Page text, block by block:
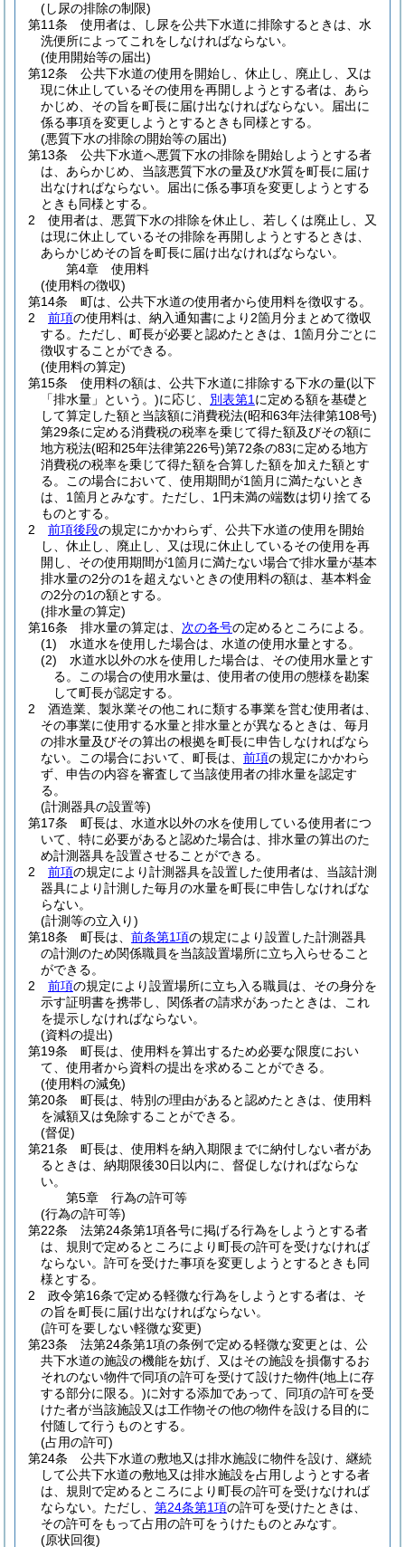
(し尿の排除の制限)
第11条
使用者は、し尿を公共下水道に排除するときは、水
洗便所によってこれをしなければならない。
(使用開始等の届出)
第12条
公共下水道の使用を開始し、休止し、廃止し、又は
現に休止しているその使用を再開しようとする者は、あら
かじめ、その旨を町長に届け出なければならない。
届出に
係る事項を変更しようとするときも同様とする。
(悪質下水の排除の開始等の届出)
第13条
公共下水道へ悪質下水の排除を開始しようとする者
は、あらかじめ、当該悪質下水の量及び水質を町長に届け
出なければならない。
届出に係る事項を変更しようとする
ときも同様とする。
2
使用者は、悪質下水の排除を休止し、若しくは廃止し、又
は現に休止しているその排除を再開しようとするときは、
あらかじめその旨を町長に届け出なければならない。
第4章
使用料
(使用料の徴収)
第14条
町は、公共下水道の使用者から使用料を徴収する。
2
前項の使用料は、納入通知書により2箇月分まとめて徴収
する。 ただし、町長が必要と認めたときは、1箇月分ごとに
徴収することができる。
(使用料の算定)
第15条
使用料の額は、公共下水道に排除する下水の量(以下
「排水量」という。)に応じ、 別表第1 に定める額を基礎と
して算定した額と当該額に消費税法(昭和63年法律第108号)
第29条に定める消費税の税率を乗じて得た額及びその額に
地方税法(昭和25年法律第226号)第72条の83に定める地方
消費税の税率を乗じて得た額を合算した額を加えた額とす
る。
この場合において、使用期間が1箇月に満たないとき
は、1箇月とみなす。 ただし、1円未満の端数は切り捨てる
ものとする。
2
前項後段の規定にかかわらず、公共下水道の使用を開始
し、休止し、廃止し、又は現に休止しているその使用を再
開し、その使用期間が1箇月に満たない場合で排水量が基本
排水量の2分の1を超えないときの使用料の額は、基本料金
の2分の1の額とする。
(排水量の算定)
第16条
排水量の算定は、 次の各号の定めるところによる。
(1)
水道水を使用した場合は、水道の使用水量とする。
(2)
水道水以外の水を使用した場合は、その使用水量とす
る。
この場合の使用水量は、使用者の使用の態様を勘案
して町長が認定する。
2
酒造業、製氷業その他これに類する事業を営む使用者は、
その事業に使用する水量と排水量とが異なるときは、毎月
の排水量及びその算出の根拠を町長に申告しなければなら
ない。
この場合において、町長は、 前項の規定にかかわら
ず、申告の内容を審査して当該使用者の排水量を認定す
る。
(計測器具の設置等)
第17条
町長は、水道水以外の水を使用している使用者につ
いて、特に必要があると認めた場合は、排水量の算出のた
め計測器具を設置させることができる。
2
前項の規定により計測器具を設置した使用者は、当該計測
器具により計測した毎月の水量を町長に申告しなければな
らない。
(計測等の立入り)
第18条
町長は、 前条第1項の規定により設置した計測器具
の計測のため関係職員を当該設置場所に立ち入らせること
ができる。
2
前項の規定により設置場所に立ち入る職員は、その身分を
示す証明書を携帯し、関係者の請求があったときは、これ
を提示しなければならない。
(資料の提出)
第19条
町長は、使用料を算出するため必要な限度におい
て、使用者から資料の提出を求めることができる。
(使用料の減免)
第20条
町長は、特別の理由があると認めたときは、使用料
を減額又は免除することができる。
(督促)
第21条
町長は、使用料を納入期限までに納付しない者があ
るときは、納期限後30日以内に、督促しなければならな
い。
第5章
行為の許可等
(行為の許可等)
第22条
法第24条第1項各号に掲げる行為をしようとする者
は、規則で定めるところにより町長の許可を受けなければ
ならない。 許可を受けた事項を変更しようとするときも同
様とする。
2
政令第16条で定める軽微な行為をしようとする者は、そ
の旨を町長に届け出なければならない。
(許可を要しない軽微な変更)
第23条
法第24条第1項の条例で定める軽微な変更とは、公
共下水道の施設の機能を妨げ、又はその施設を損傷するお
それのない物件で同項の許可を受けて設けた物件(地上に存
する部分に限る。)に対する添加であって、同項の許可を受
けた者が当該施設又は工作物その他の物件を設ける目的に
付随して行うものとする。
(占用の許可)
第24条
公共下水道の敷地又は排水施設に物件を設け、継続
して公共下水道の敷地又は排水施設を占用しようとする者
は、規則で定めるところにより町長の許可を受けなければ
ならない。 ただし、 第24条第1項の許可を受けたときは、
その許可をもって占用の許可をうけたものとみなす。
(原状回復)